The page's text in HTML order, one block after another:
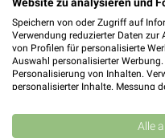
ROFU Prospekt
27.04.
Sommerkatalog 2026
Speichern von oder Zugriff auf
Verwendung reduzierter Daten zur
von Profilen für personalisierte
Auswahl personalisierter
Personalisierung von Inhalten.
personalisierter Inhalte. Messung
Kombinationen von Daten aus
Verbesserung der Angebote.Alle